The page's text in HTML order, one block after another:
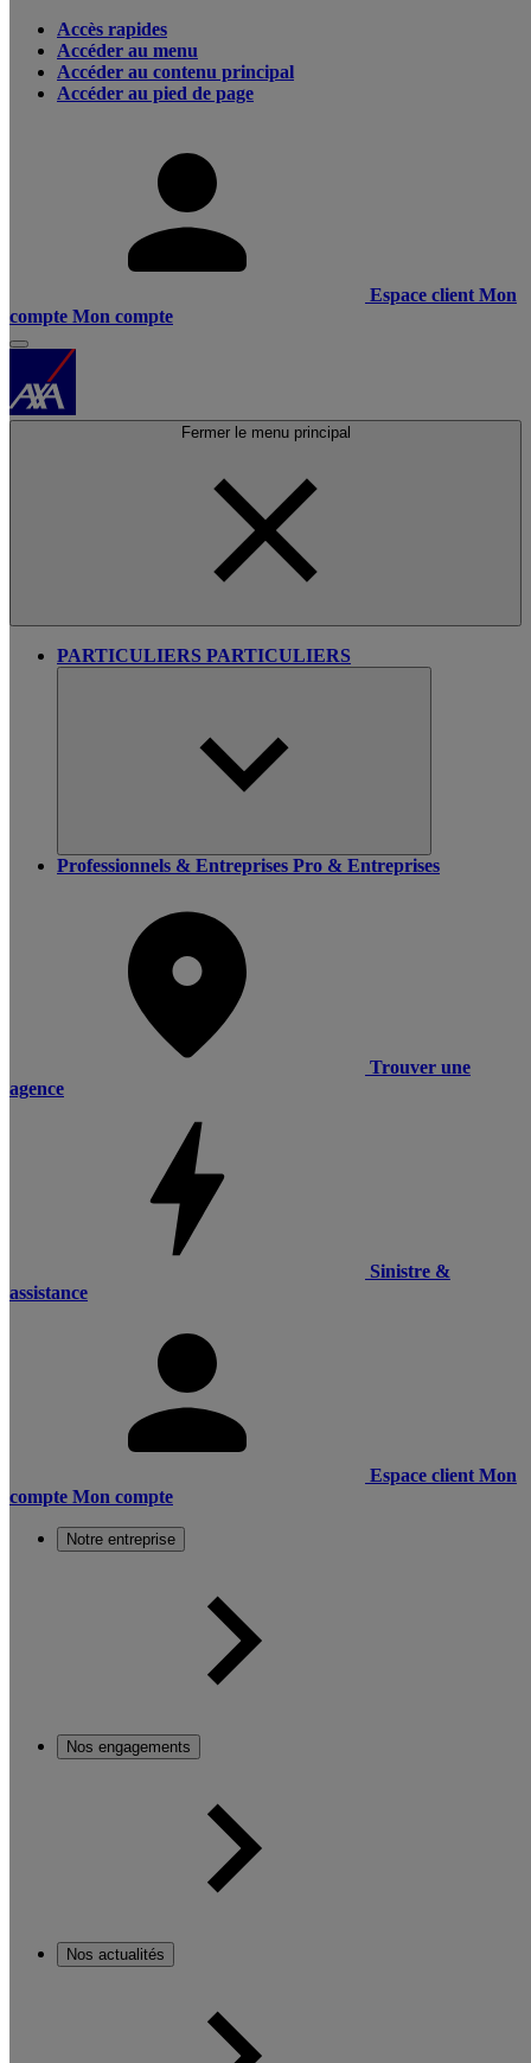
Accès rapides
Accéder au menu
Accéder au contenu principal
Accéder au pied de page
Espace client Mon
compte Mon compte
Fermer le menu principal
PARTICULIERS PARTICULIERS
Professionnels & Entreprises Pro & Entreprises
Trouver une
agence
Sinistre &
assistance
Espace client Mon
compte Mon compte
Notre entreprise
Nos engagements
Nos actualités